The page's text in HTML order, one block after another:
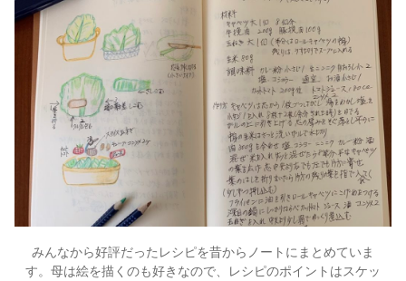
みんなから好評だったレシピを昔からノートにまとめていま
す。母は絵を描くのも好きなので、レシピのポイントはスケッ